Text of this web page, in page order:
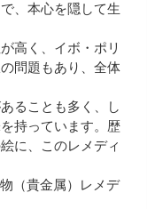
、本心を隠して生
高く、イボ・ポリ
問題もあり、全体
ることも多く、し
持っています。歴
に、このレメディ
（貴金属）レメデ